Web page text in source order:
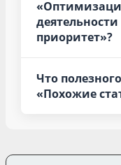
приоритет»?
Что
«Похожие